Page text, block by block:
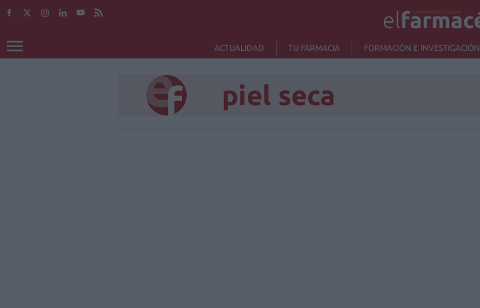
ACTUALIDAD TU FARMACIA FORMACIÓN E INVESTIGACIÓN
piel seca